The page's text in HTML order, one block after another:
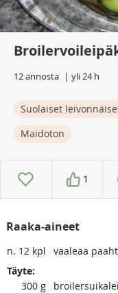
12 annosta yli 24 h
Suolaiset
Maidoton
1
Raaka-aineet
n. 12 kpl
vaaleaa
Täyte:
300 g